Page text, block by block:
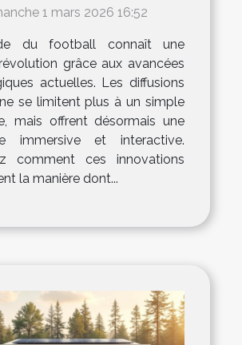
1 mars 2026 16:52
du football connaît une
grâce aux avancées
actuelles. Les diffusions
se limitent plus à un simple
mais offrent désormais une
immersive et interactive.
comment ces innovations
la manière dont...